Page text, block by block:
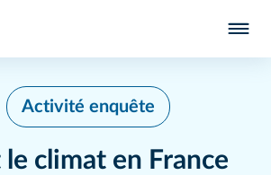
Activité enquête
climat en France